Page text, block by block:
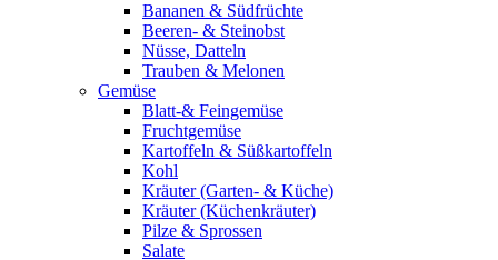
Bananen & Südfrüchte
Beeren- & Steinobst
Nüsse, Datteln
Trauben & Melonen
Gemüse
Blatt-& Feingemüse
Fruchtgemüse
Kartoffeln & Süßkartoffeln
Kohl
Kräuter (Garten- & Küche)
Kräuter (Küchenkräuter)
Pilze & Sprossen
Salate